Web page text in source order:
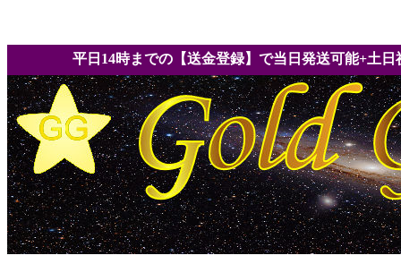
平日14時までの【送金登録】で当日発送可能+土日